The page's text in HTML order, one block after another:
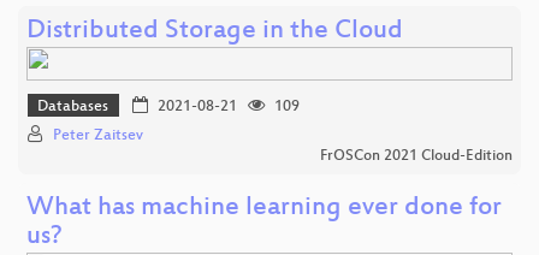
Distributed Storage in the Cloud
Databases 2021-08-21
109
Peter Zaitsev
FrOSCon 2021 Cloud-Edition
What has machine learning ever done for
us?